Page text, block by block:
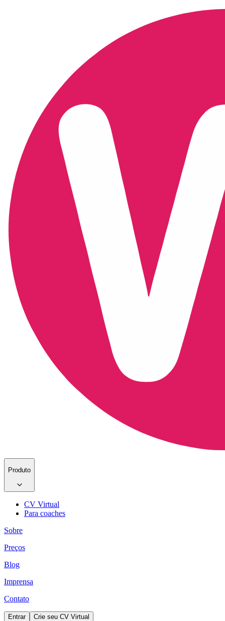
Produto
CV Virtual
Para coaches
Sobre
Preços
Blog
Imprensa
Contato
Entrar Crie seu CV Virtual